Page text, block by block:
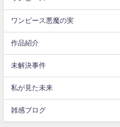
ワンピース悪魔の実
作品紹介
未解決事件
私が見た未来
雑感ブログ